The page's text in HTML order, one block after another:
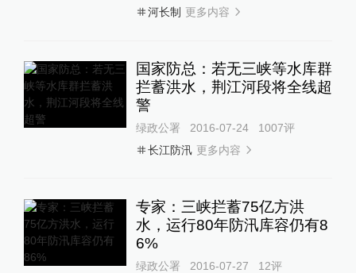
河长制 更多内容
国家防总：若无三峡等水库群
拦蓄洪水，荆江河段将全线超
警
绿政公署 2016-07-24 1007评
长江防汛 更多内容
专家：三峡拦蓄75亿方洪
水，运行80年防汛库容仍有8
6%
绿政公署 2016-07-27 12评